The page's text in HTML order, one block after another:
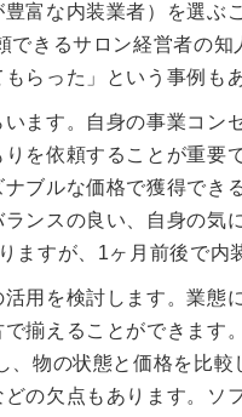
富な内装業者）を選ぶ
きるサロン経営者の
らった」という事例も
ます。自身の事業コン
を依頼することが重要
ブルな価格で獲得でき
ンスの良い、自身の気
すが、1ヶ月前後で内
用を検討します。業態
揃えることができます
物の状態と価格を比較
の欠点もあります。ソ